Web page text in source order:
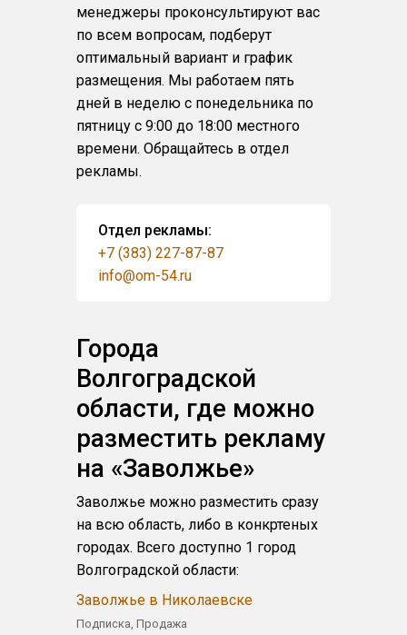
менеджеры проконсультируют вас
по всем вопросам, подберут
оптимальный вариант и график
размещения. Мы работаем пять
дней в неделю с понедельника по
пятницу с 9:00 до 18:00 местного
времени. Обращайтесь в отдел
рекламы.
Отдел рекламы:
+7 (383) 227-87-87
info@om-54.ru
Города
Волгоградской
области, где можно
разместить рекламу
на «Заволжье»
Заволжье можно разместить сразу
на всю область, либо в конкртеных
городах. Всего доступно 1 город
Волгоградской области:
Заволжье в Николаевске
Подписка, Продажа